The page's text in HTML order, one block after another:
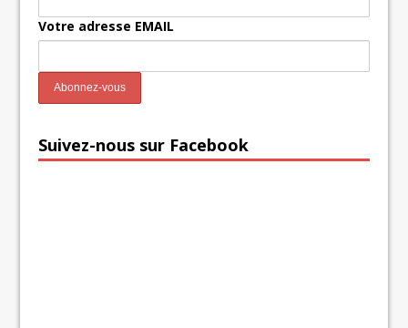
Votre adresse EMAIL
Suivez-nous sur Facebook